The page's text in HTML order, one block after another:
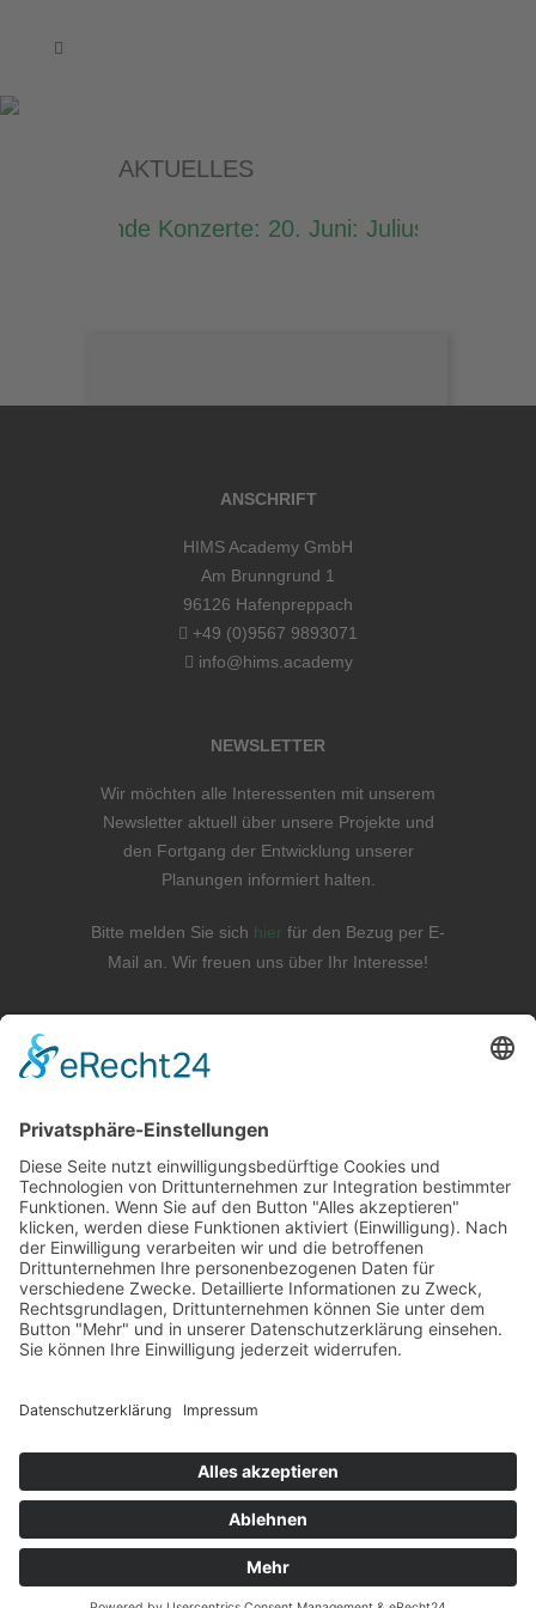
AKTUELLES
Kommende Konzerte: 20. Juni: Julius Asal, 19.
ANSCHRIFT
HIMS Academy GmbH
Am Brunngrund 1
96126 Hafenpreppach
+49 (0)9567 9893071
info@hims.academy
NEWSLETTER
Wir möchten alle Interessenten mit unserem
Newsletter aktuell über unsere Projekte und
den Fortgang der Entwicklung unserer
Planungen informiert halten.
Bitte melden Sie sich hier für den Bezug per E-
Mail an. Wir freuen uns über Ihr Interesse!
Landkreis Hassberge
Schloss Tambach
Staatskapelle Berlin
Home
Datenschutzerklärung Impressum
© 2025 HIMS Academy GmbH | Alle Rechte
vorbehalten